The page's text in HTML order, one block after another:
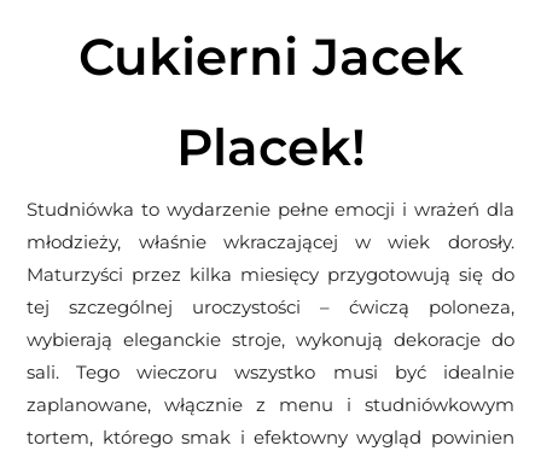
Cukierni Jacek
Placek!
Studniówka to wydarzenie pełne emocji i wrażeń dla
młodzieży, właśnie wkraczającej w wiek dorosły.
Maturzyści przez kilka miesięcy przygotowują się do
tej szczególnej uroczystości – ćwiczą poloneza,
wybierają eleganckie stroje, wykonują dekoracje do
sali. Tego wieczoru wszystko musi być idealnie
zaplanowane, włącznie z menu i studniówkowym
tortem, którego smak i efektowny wygląd powinien